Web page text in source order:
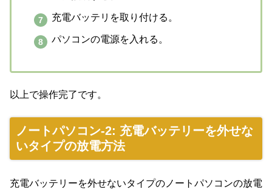
充電バッテリを取り付ける。
パソコンの電源を入れる。
以上で操作完了です。
ノートパソコン-2: 充電バッテリーを外せな
いタイプの放電方法
充電バッテリーを外せないタイプのノートパソコンの放電